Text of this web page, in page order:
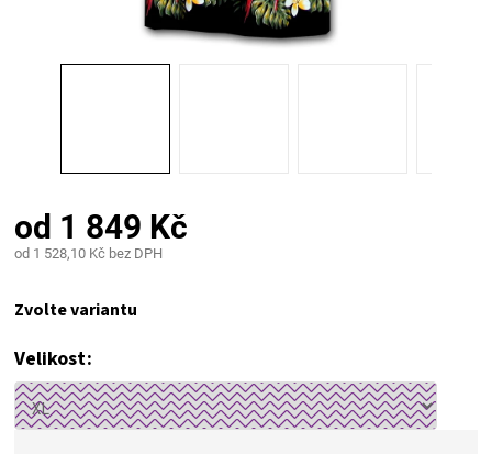
KOŘENÍ
OMÁČKY
NÁDOBÍ
VAKUOVAČKY
LEDNICE
od 1 849 Kč
od 1 528,10 Kč bez DPH
cena:
Zvolte variantu
Velikost